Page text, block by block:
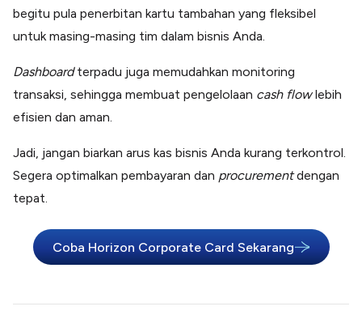
begitu pula penerbitan kartu tambahan yang fleksibel
untuk masing-masing tim dalam bisnis Anda.
Dashboardterpadu juga memudahkan monitoring
transaksi, sehingga membuat pengelolaan cash flowlebih
efisien dan aman.
Jadi, jangan biarkan arus kas bisnis Anda kurang terkontrol.
Segera optimalkan pembayaran dan procurementdengan
tepat.
Coba Horizon Corporate Card Sekarang